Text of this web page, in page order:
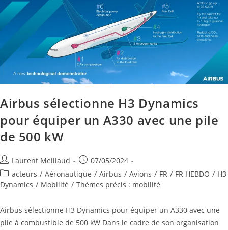
Airbus sélectionne H3 Dynamics
pour équiper un A330 avec une pile
de 500 kW
Laurent Meillaud
07/05/2024
acteurs / Aéronautique / Airbus / Avions / FR / FR HEBDO / H3
Dynamics / Mobilité / Thèmes précis : mobilité
Airbus sélectionne H3 Dynamics pour équiper un A330 avec une
pile à combustible de 500 kW Dans le cadre de son organisation